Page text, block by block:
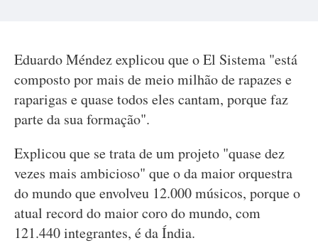
Eduardo Méndez explicou que o El Sistema "está
composto por mais de meio milhão de rapazes e
raparigas e quase todos eles cantam, porque faz
parte da sua formação".
Explicou que se trata de um projeto "quase dez
vezes mais ambicioso" que o da maior orquestra
do mundo que envolveu 12.000 músicos, porque o
atual record do maior coro do mundo, com
121.440 integrantes, é da Índia.